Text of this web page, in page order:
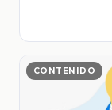
CONTENIDO